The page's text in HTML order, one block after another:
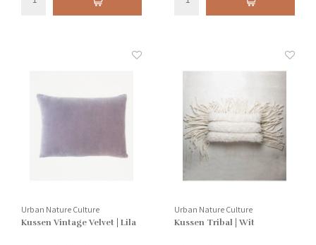
Urban Nature Culture
Kussen Vintage Velvet | Lila
Urban Nature Culture
Kussen Tribal | Wit